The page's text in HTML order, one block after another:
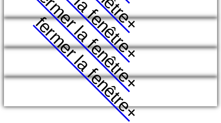
+
+
fermer la fenêtre
+
fermer la fenêtre
+